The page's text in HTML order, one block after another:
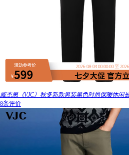
威杰思（VJC）秋冬新款男装黑色时尚保暖休闲
8条评价